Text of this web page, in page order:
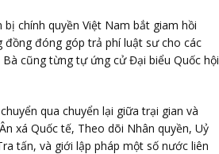
chính quyền Việt Nam bắt giam hồi
đồng đóng góp trả phí luật sư cho các
cũng từng tự ứng cử Đại biểu Quốc hội
qua chuyển lại giữa trại gian và
xá Quốc tế, Theo dõi Nhân quyền, Uỷ
tấn, và giới lập pháp một số nước liên